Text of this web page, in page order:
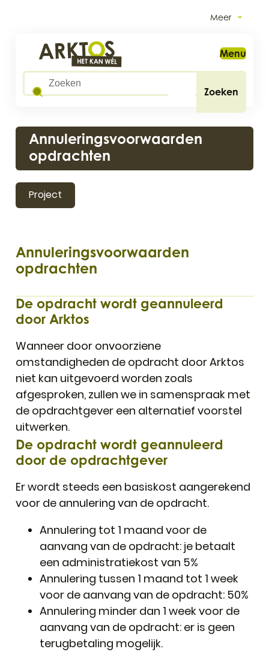
Meer
Arktos
Wat zoek je?
Zoeken
Menu
Annuleringsvoorwaarden
opdrachten
Project
Annuleringsvoorwaarden
opdrachten
De opdracht wordt geannuleerd
door Arktos
Wanneer door onvoorziene
omstandigheden de opdracht door Arktos
niet kan uitgevoerd worden zoals
afgesproken, zullen we in samenspraak met
de opdrachtgever een alternatief voorstel
uitwerken.
De opdracht wordt geannuleerd
door de opdrachtgever
Er wordt steeds een basiskost aangerekend
voor de annulering van de opdracht.
Annulering tot 1 maand voor de
aanvang van de opdracht: je betaalt
een administratiekost van 5%
Annulering tussen 1 maand tot 1 week
voor de aanvang van de opdracht: 50%
Annulering minder dan 1 week voor de
aanvang van de opdracht: er is geen
terugbetaling mogelijk.